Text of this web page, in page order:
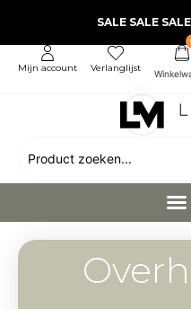
SALE SALE
Mijn account Verlanglijst